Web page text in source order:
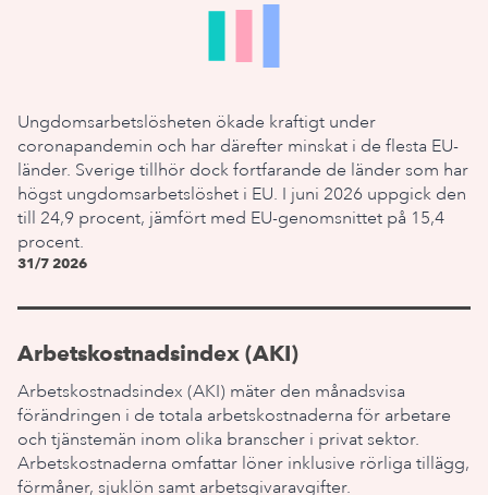
Ungdomsarbetslösheten ökade kraftigt under
coronapandemin och har därefter minskat i de flesta EU-
länder. Sverige tillhör dock fortfarande de länder som har
högst ungdomsarbetslöshet i EU. I juni 2026 uppgick den
till 24,9 procent, jämfört med EU-genomsnittet på 15,4
procent.
31/7 2026
Arbetskostnadsindex (AKI)
Arbetskostnadsindex (AKI) mäter den månadsvisa
förändringen i de totala arbetskostnaderna för arbetare
och tjänstemän inom olika branscher i privat sektor.
Arbetskostnaderna omfattar löner inklusive rörliga tillägg,
förmåner, sjuklön samt arbetsgivaravgifter.